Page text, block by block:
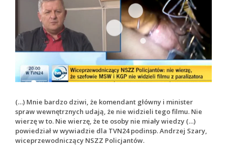
(…) Mnie bardzo dziwi, że komendant główny i minister
spraw wewnętrznych udają, że nie widzieli tego filmu. Nie
wierzę w to. Nie wierzę, że te osoby nie miały wiedzy (…)
powiedział w wywiadzie dla TVN24 podinsp. Andrzej Szary,
wiceprzewodniczący NSZZ Policjantów.